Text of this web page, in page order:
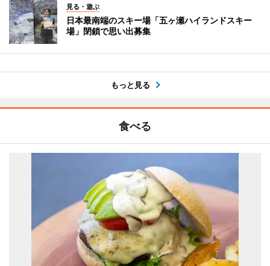
見る・遊ぶ
日本最南端のスキー場「五ヶ瀬ハイランドスキー
場」閉鎖で思い出募集
もっと見る
食べる